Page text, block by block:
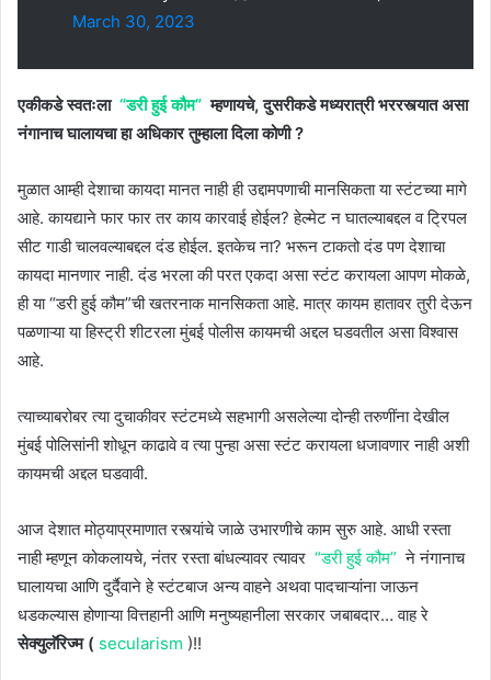
March 30, 2023
एकीकडे स्वतःला “डरी हुई कौम” म्हणायचे, दुसरीकडे मध्यरात्री भररस्त्यात असा
नंगानाच घालायचा हा अधिकार तुम्हाला दिला कोणी ?
मुळात आम्ही देशाचा कायदा मानत नाही ही उद्दामपणाची मानसिकता या स्टंटच्या मागे
आहे. कायद्याने फार फार तर काय कारवाई होईल? हेल्मेट न घातल्याबद्दल व ट्रिपल
सीट गाडी चालवल्याबद्दल दंड होईल. इतकेच ना? भरून टाकतो दंड पण देशाचा
कायदा मानणार नाही. दंड भरला की परत एकदा असा स्टंट करायला आपण मोकळे,
ही या “डरी हुई कौम”ची खतरनाक मानसिकता आहे. मात्र कायम हातावर तुरी देऊन
पळणाऱ्या या हिस्ट्री शीटरला मुंबई पोलीस कायमची अद्दल घडवतील असा विश्वास
आहे.
त्याच्याबरोबर त्या दुचाकीवर स्टंटमध्ये सहभागी असलेल्या दोन्ही तरुणींना देखील
मुंबई पोलिसांनी शोधून काढावे व त्या पुन्हा असा स्टंट करायला धजावणार नाही अशी
कायमची अद्दल घडवावी.
आज देशात मोठ्याप्रमाणात रस्त्यांचे जाळे उभारणीचे काम सुरु आहे. आधी रस्ता
नाही म्हणून कोकलायचे, नंतर रस्ता बांधल्यावर त्यावर “डरी हुई कौम” ने नंगानाच
घालायचा आणि दुर्दैवाने हे स्टंटबाज अन्य वाहने अथवा पादचाऱ्यांना जाऊन
धडकल्यास होणाऱ्या वित्तहानी आणि मनुष्यहानीला सरकार जबाबदार… वाह रे
सेक्युलॅरिज्म ( secularism )!!